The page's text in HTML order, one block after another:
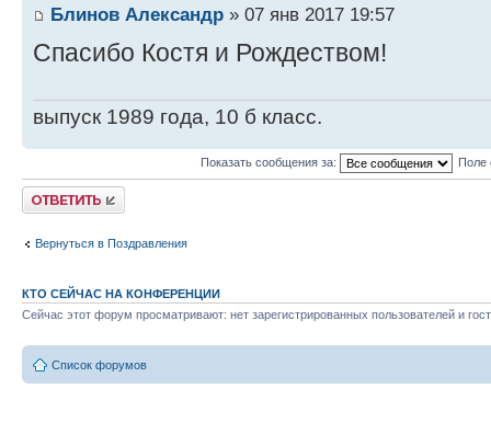
Блинов Александр » 07 янв 2017 19:57
Спасибо Костя и Рождеством!
выпуск 1989 года, 10 б класс.
Показать сообщения за: Поле
Ответить
Вернуться в Поздравления
КТО СЕЙЧАС НА КОНФЕРЕНЦИИ
Сейчас этот форум просматривают: нет зарегистрированных пользователей и
Список форумов